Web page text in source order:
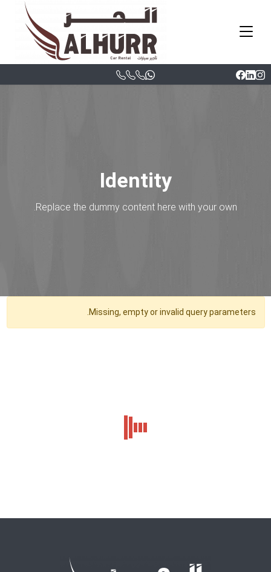
Identity
Replace the dummy content here with your own.
Missing, empty or invalid query parameters.